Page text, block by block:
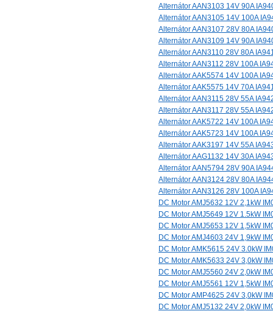
Alternátor AAN3103 14V 90A
Alternátor AAN3105 14V 100A
Alternátor AAN3107 28V 80A
Alternátor AAN3109 14V 90A
Alternátor AAN3110 28V 80A
Alternátor AAN3112 28V 100A
Alternátor AAK5574 14V 100A
Alternátor AAK5575 14V 70A
Alternátor AAN3115 28V 55A
Alternátor AAN3117 28V 55A
Alternátor AAK5722 14V 100A
Alternátor AAK5723 14V 100A
Alternátor AAK3197 14V 55A
Alternátor AAG1132 14V 30A
Alternátor AAN5794 28V 90A
Alternátor AAN3124 28V 80A
Alternátor AAN3126 28V 100A
DC Motor AMJ5632 12V 2,1kW
DC Motor AMJ5649 12V 1.5kW
DC Motor AMJ5653 12V 1,5kW
DC Motor AMJ4603 24V 1,9kW
DC Motor AMK5615 24V 3.0kW
DC Motor AMK5633 24V 3,0kW
DC Motor AMJ5560 24V 2,0kW
DC Motor AMJ5561 12V 1,5kW
DC Motor AMP4625 24V 3,0kW
DC Motor AMJ5132 24V 2,0kW